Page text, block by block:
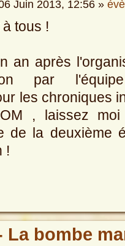
Juin 2013, 12:56 »
tous !
an après
par
les chroniques
, laissez
de la deuxième
!
La bombe